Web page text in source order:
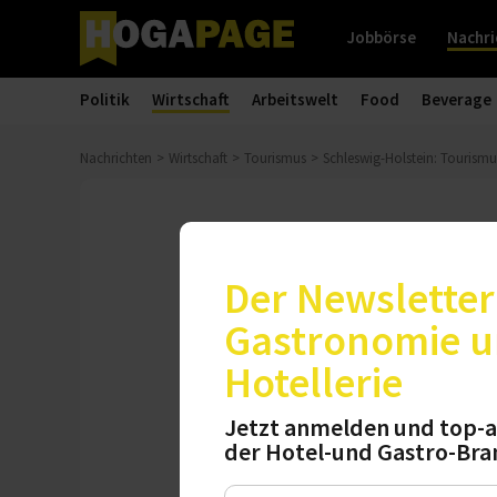
Jobbörse
Politik Wirtschaft Arbeitswelt Food Beverage
Nachrichten Wirtschaft Tourismus Schleswig-Holstein:
Schleswig-
Im Norden fallen
kleineren
Montag, 01.06.2026, 14:55
Der
Gastronomie
Hotellerie
Jetzt anmelden und top-
der Hotel-und Gastro-